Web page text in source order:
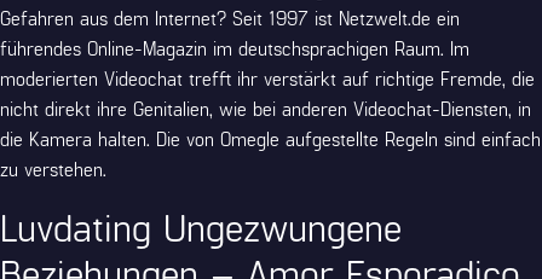
Gefahren aus dem Internet? Seit 1997 ist Netzwelt.de ein
führendes Online-Magazin im deutschsprachigen Raum. Im
moderierten Videochat trefft ihr verstärkt auf richtige Fremde, die
nicht direkt ihre Genitalien, wie bei anderen Videochat-Diensten, in
die Kamera halten. Die von Omegle aufgestellte Regeln sind einfach
zu verstehen.
Luvdating Ungezwungene